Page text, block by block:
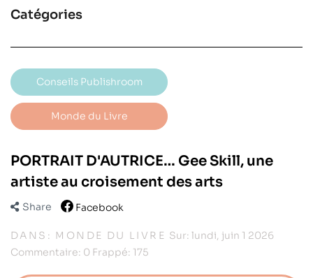
Catégories
Conseils Publishroom
Monde du Livre
PORTRAIT D'AUTRICE… Gee Skill, une
artiste au croisement des arts
Share Facebook
DANS: MONDE DU LIVRE Sur:lundi, juin 1 2026
Commentaire: 0 Frappé: 175